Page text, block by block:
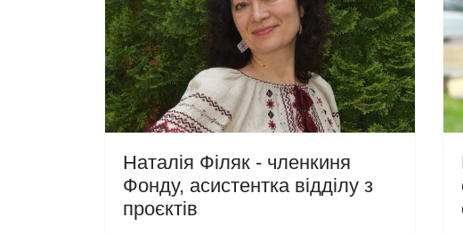
Наталія Філяк - членкиня
Фонду, асистентка відділу з
проєктів